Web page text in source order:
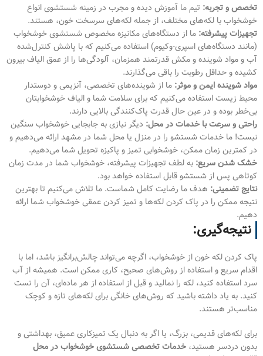
تخصص و تجربه: تیم ما آموزش دیده و مجرب در زمینه شستشوی انواع
خوشخواب با لکه‌های مختلف، از جمله لکه‌های سرسخت خون، هستند.
تجهیزات پیشرفته: ما از دستگاه‌های مکانیزه مخصوص شستشوی خوشخواب
(مانند دستگاه‌های اسپری-وکیوم) استفاده می‌کنیم که با پاشش کنترل‌شده
آب و مواد شوینده و مکش قدرتمند همزمان، آلودگی‌ها را از عمق الیاف بیرون
کشیده و حداقل رطوبت را باقی می‌گذارند.
مواد شوینده ایمن و موثر: ما از شوینده‌های تخصصی، آنزیمی و دوستدار
محیط زیست استفاده می‌کنیم که برای سلامت شما و الیاف خوشخوابتان
بی‌خطر بوده و در عین حال قدرت پاک‌کنندگی بالایی دارند.
راحتی و سرعت با خدمات در محل: دیگر نیازی به جابجایی خوشخواب سنگین
نیست! ما خدمات شستشو را در منزل یا محل شما در مشهد ارائه می‌دهیم و
در کمترین زمان ممکن، خوشخوابی تمیز و پاکیزه تحویل شما می‌دهیم.
خشک شدن سریع: به لطف تجهیزات پیشرفته، خوشخواب شما در مدت زمان
کوتاهی پس از شستشو قابل استفاده خواهد بود.
نتایج تضمینی: هدف ما رضایت کامل شماست. ما تلاش می‌کنیم تا بهترین
نتیجه ممکن را در پاک کردن لکه‌ها و تمیز کردن عمقی خوشخواب شما ارائه
دهیم.
نتیجه‌گیری:
پاک کردن لکه خون از خوشخواب، اگرچه می‌تواند چالش‌برانگیز باشد، اما با
اقدام سریع و استفاده از روش‌های صحیح، کاری ممکن است. همیشه از آب
سرد استفاده کنید، لکه را نمالید و قبل از استفاده از هر ماده‌ای، آن را تست
کنید. به یاد داشته باشید که روش‌های خانگی برای لکه‌های تازه و کوچک
مناسب‌تر هستند.
برای لکه‌های قدیمی، بزرگ، یا اگر به دنبال یک تمیزکاری عمیق، بهداشتی و
بدون دردسر هستید، خدمات تخصصی شستشوی خوشخواب در محل